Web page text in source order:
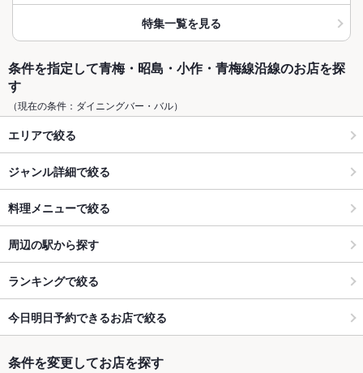
特集一覧を見る
条件を指定して青梅・昭島・小作・青梅線沿線のお店を探
す
（現在の条件：ダイニングバー・バル）
エリアで絞る
ジャンル詳細で絞る
料理メニューで絞る
周辺の駅から探す
ランキングで絞る
今日明日予約できるお店で絞る
条件を変更してお店を探す